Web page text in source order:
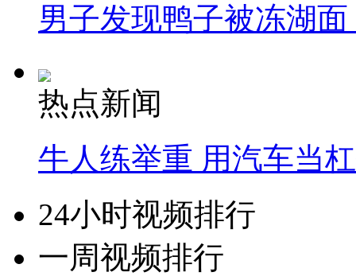
男子发现鸭子被冻湖
热点新闻
牛人练举重 用汽车当
24小时视频排行
一周视频排行